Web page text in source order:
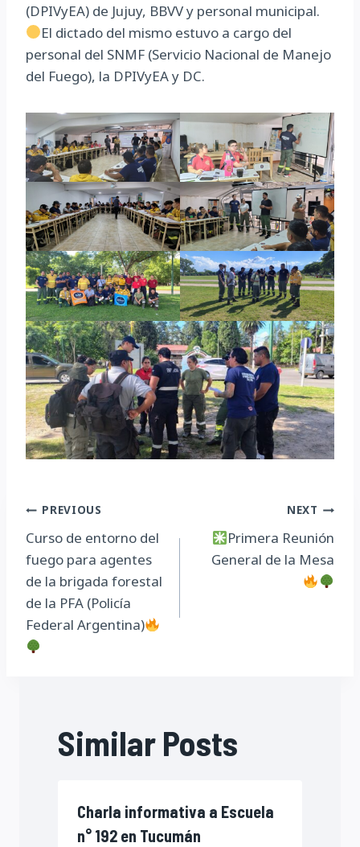
(DPIVyEA) de Jujuy, BBVV y personal municipal.
El dictado del mismo estuvo a cargo del
personal del SNMF (Servicio Nacional de Manejo
del Fuego), la DPIVyEA y DC.
Navegación
de
entradas
PREVIOUS
Curso de entorno del
fuego para agentes
de la brigada forestal
de la PFA (Policía
Federal Argentina)
NEXT
Primera Reunión
General de la Mesa
Similar Posts
Charla informativa a Escuela
n° 192 en Tucumán